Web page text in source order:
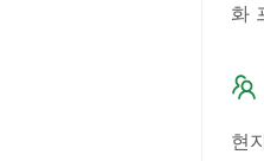
화
현